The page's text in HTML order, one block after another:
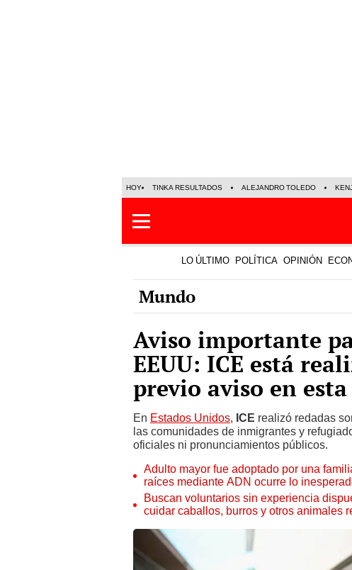
HOY TINKA RESULTADOS ALEJANDRO TOLEDO
LO ÚLTIMO POLÍTICA OPINIÓN
Mundo
Aviso importante
EEUU: ICE está
previo aviso en
En Estados Unidos, ICE realizó redadas
las comunidades de inmigrantes y
oficiales ni pronunciamientos públicos.
Adulto mayor fue adoptado por una
raíces mediante ADN ocurre lo
Buscan voluntarios sin experiencia
cuidar caballos, burros y otros animales